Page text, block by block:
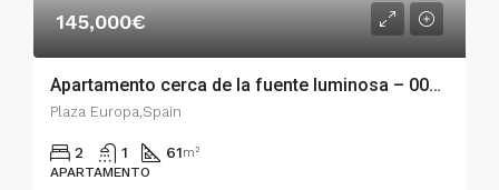
145,000€
Apartamento cerca de la fuente luminosa – 003.03346
Plaza Europa,Spain
2 1 61m²
APARTAMENTO